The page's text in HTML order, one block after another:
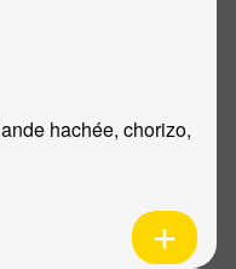
hachée, chorizo,